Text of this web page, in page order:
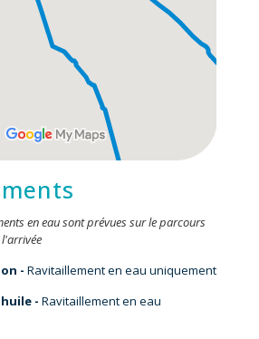
en eau sont prévues sur le parcours
-Ravitaillement en eau uniquement
-Ravitaillement en eau